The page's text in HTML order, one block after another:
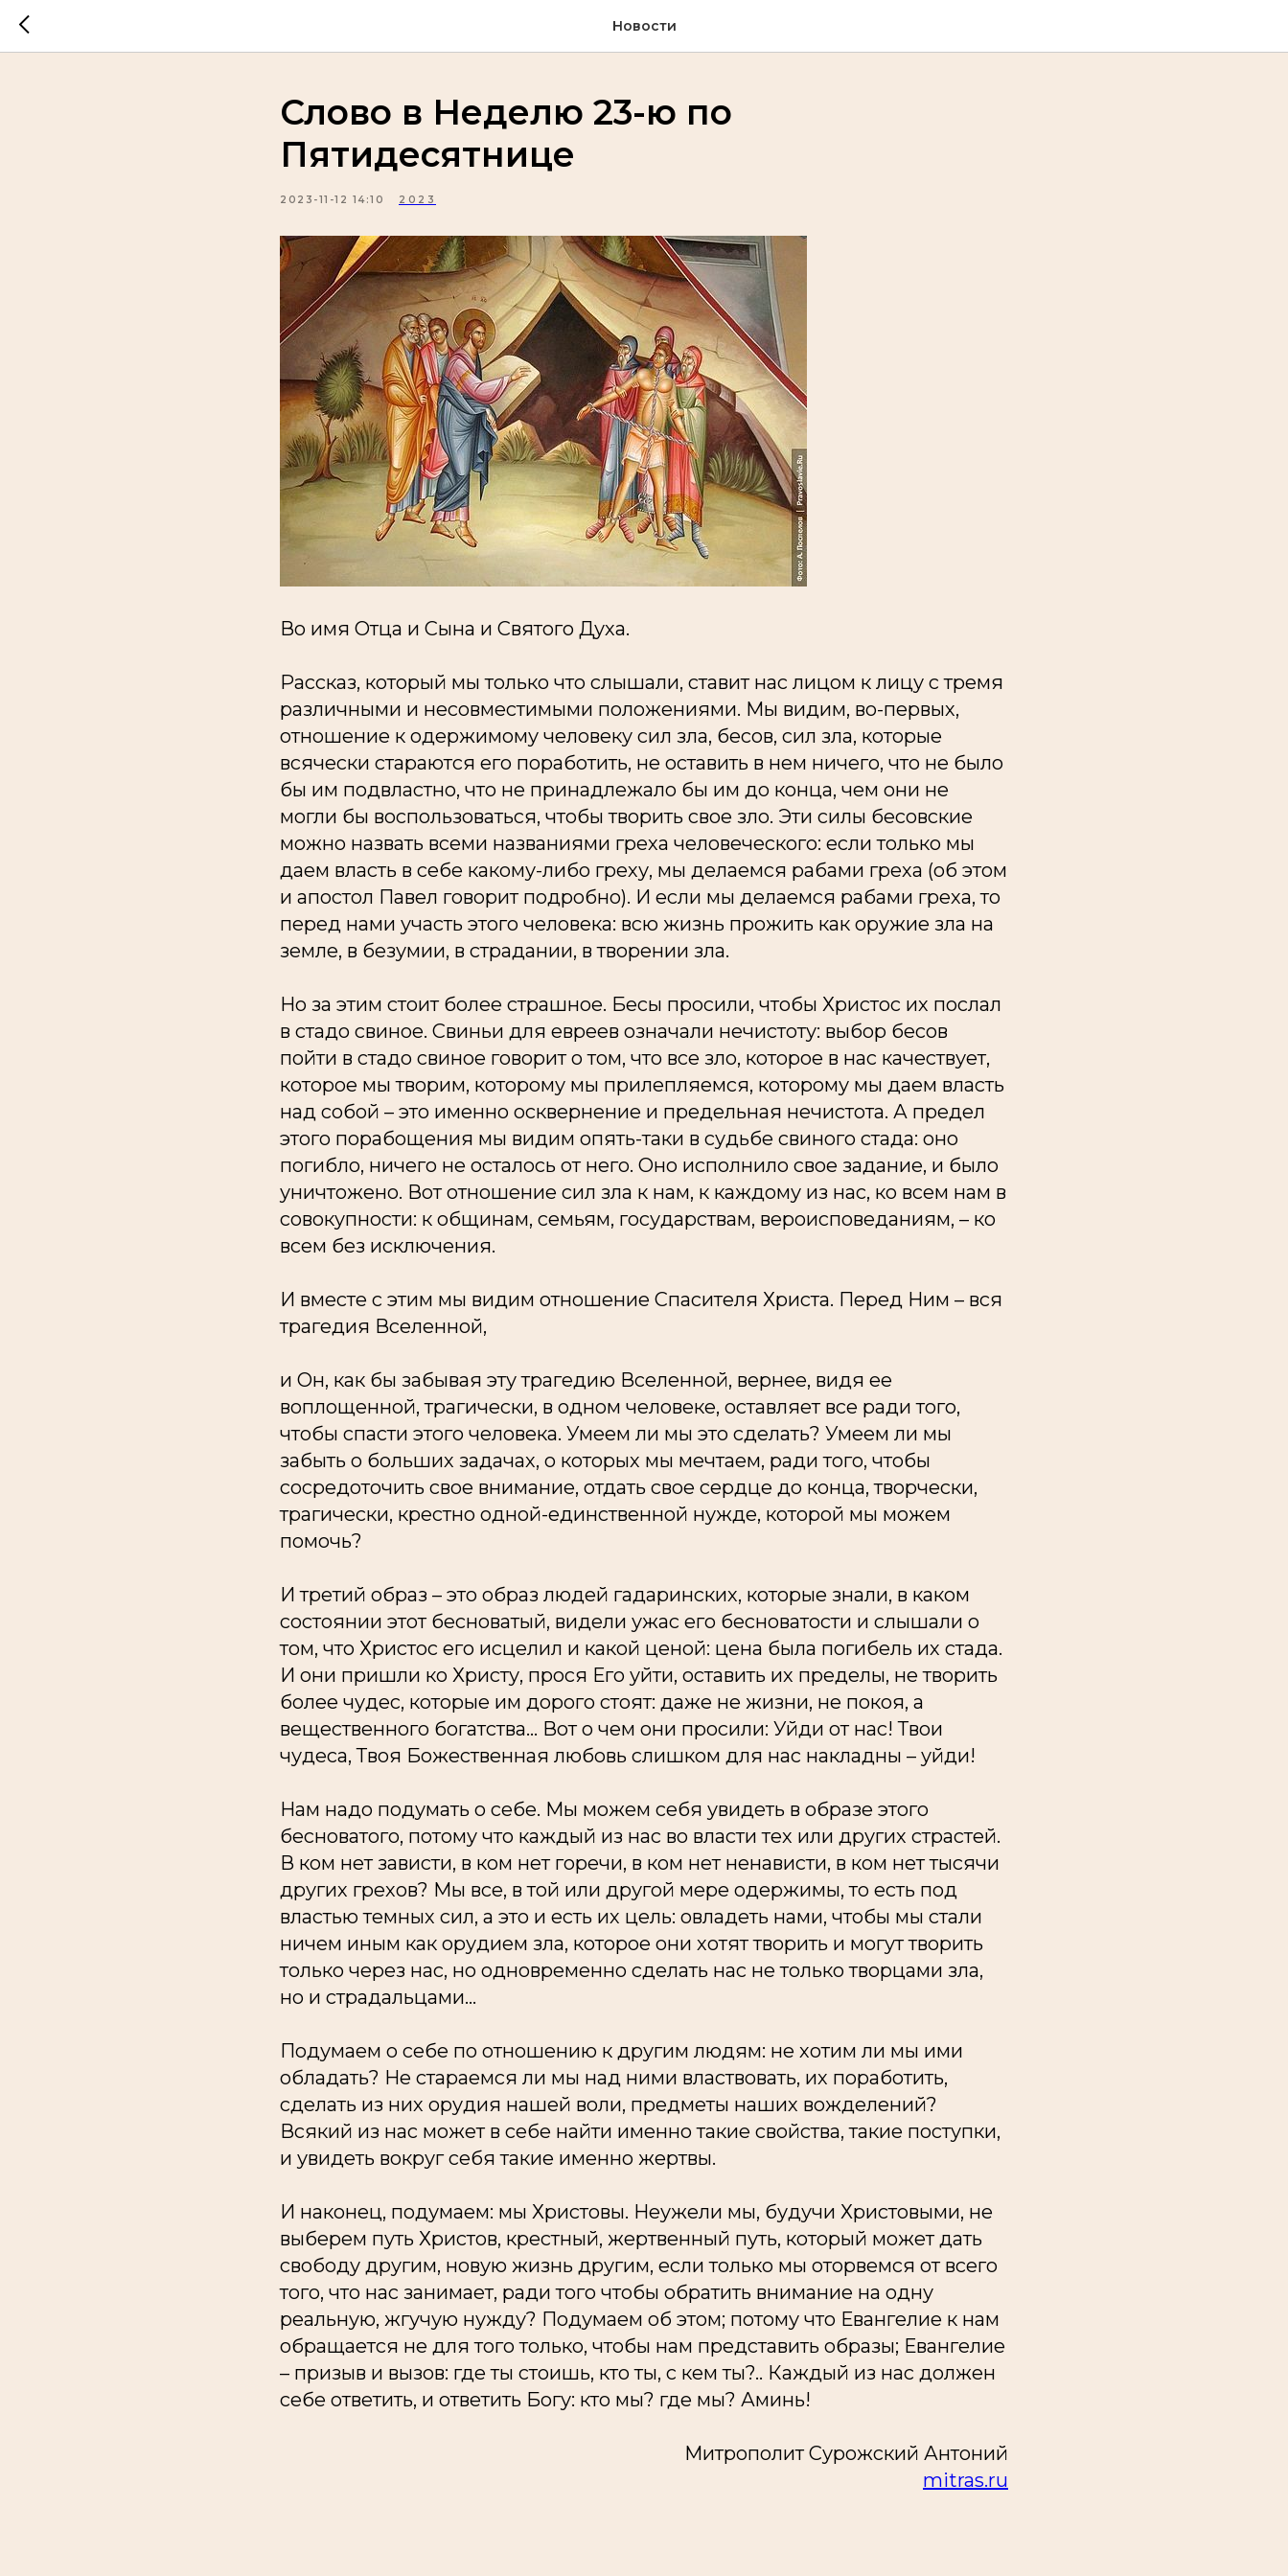
Новости
Слово в Неделю 23-ю по
Пятидесятнице
2023-11-12 14:10 2023
Во имя Отца и Сына и Святого Духа.
Рассказ, который мы только что слышали, ставит нас лицом к лицу с тремя
различными и несовместимыми положениями. Мы видим, во-первых,
отношение к одержимому человеку сил зла, бесов, сил зла, которые
всячески стараются его поработить, не оставить в нем ничего, что не было
бы им подвластно, что не принадлежало бы им до конца, чем они не
могли бы воспользоваться, чтобы творить свое зло. Эти силы бесовские
можно назвать всеми названиями греха человеческого: если только мы
даем власть в себе какому-либо греху, мы делаемся рабами греха (об этом
и апостол Павел говорит подробно). И если мы делаемся рабами греха, то
перед нами участь этого человека: всю жизнь прожить как оружие зла на
земле, в безумии, в страдании, в творении зла.
Но за этим стоит более страшное. Бесы просили, чтобы Христос их послал
в стадо свиное. Свиньи для евреев означали нечистоту: выбор бесов
пойти в стадо свиное говорит о том, что все зло, которое в нас качествует,
которое мы творим, которому мы прилепляемся, которому мы даем власть
над собой – это именно осквернение и предельная нечистота. А предел
этого порабощения мы видим опять-таки в судьбе свиного стада: оно
погибло, ничего не осталось от него. Оно исполнило свое задание, и было
уничтожено. Вот отношение сил зла к нам, к каждому из нас, ко всем нам в
совокупности: к общинам, семьям, государствам, вероисповеданиям, – ко
всем без исключения.
И вместе с этим мы видим отношение Спасителя Христа. Перед Ним – вся
трагедия Вселенной,
и Он, как бы забывая эту трагедию Вселенной, вернее, видя ее
воплощенной, трагически, в одном человеке, оставляет все ради того,
чтобы спасти этого человека. Умеем ли мы это сделать? Умеем ли мы
забыть о больших задачах, о которых мы мечтаем, ради того, чтобы
сосредоточить свое внимание, отдать свое сердце до конца,творчески,
трагически, крестно одной-единственной нужде, которой мы можем
помочь?
И третий образ – это образ людей гадаринских, которые знали, в каком
состоянии этот бесноватый, видели ужас его бесноватости и слышали о
том, что Христос его исцелил и какой ценой: цена была погибель их стада.
И они пришли ко Христу, прося Его уйти, оставить их пределы, не творить
более чудес, которые им дорого стоят: даже не жизни, не покоя, а
вещественного богатства... Вот о чем они просили: Уйди от нас! Твои
чудеса, Твоя Божественная любовь слишком для нас накладны – уйди!
Нам надо подумать о себе. Мы можем себя увидеть в образе этого
бесноватого, потому что каждый из нас во власти тех или других страстей.
В ком нет зависти, в ком нет горечи, в ком нет ненависти, в ком нет тысячи
других грехов? Мы все, в той или другой мере одержимы, то есть под
властью темных сил, а это и есть их цель: овладеть нами, чтобы мы стали
ничем иным как орудием зла, которое они хотят творить и могут творить
только через нас, но одновременно сделать нас не только творцами зла,
но и страдальцами...
Подумаем о себе по отношению к другим людям: не хотим ли мы ими
обладать? Не стараемся ли мы над ними властвовать, их поработить,
сделать из них орудия нашей воли, предметы наших вожделений?
Всякий из нас может в себе найти именно такие свойства, такие поступки,
и увидеть вокруг себя такие именно жертвы.
И наконец, подумаем: мы Христовы. Неужели мы, будучи Христовыми, не
выберем путь Христов, крестный, жертвенный путь, который может дать
свободу другим, новую жизнь другим, если только мы оторвемся от всего
того, что нас занимает, ради того чтобы обратить внимание на одну
реальную, жгучую нужду? Подумаем об этом; потому что Евангелие к нам
обращается не для того только, чтобы нам представить образы; Евангелие
– призыв и вызов: гдеты стоишь, ктоты, с кемты?.. Каждый из нас должен
себе ответить, и ответить Богу: кто мы? где мы? Аминь!
Митрополит Сурожский Антоний
mitras.ru